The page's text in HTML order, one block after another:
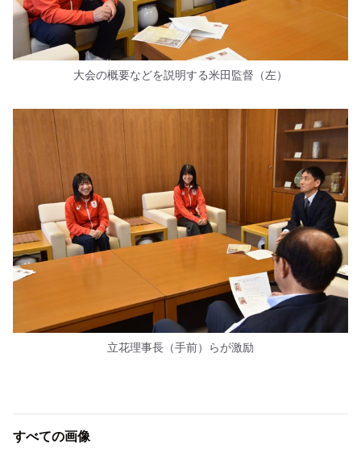
大会の概要などを説明する米田監督（左）
立花理事長（手前）らが激励
すべての画像